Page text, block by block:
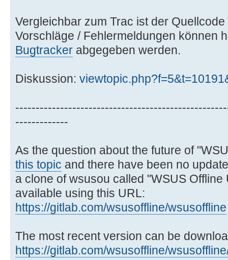
Vergleichbar zum Trac ist der
Vorschläge / Fehlermeldungen können
Bugtracker abgegeben werden.
Diskussion:
-------------
As the question about the future of
this topic and there have been no
a clone of wsusou called "WSUS
available using this URL:
https://gitlab.com/wsusoffline/wsusoffline
The most recent version can be
https://gitlab.com/wsusoffline/